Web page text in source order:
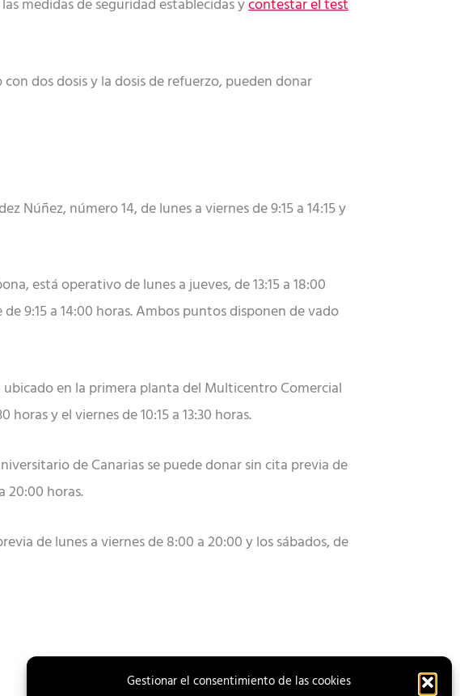
Gestionar el consentimiento de las cookies
medidas de seguridad establecidas ycontestar el test
dos dosis y la dosis de refuerzo, pueden donar
Núñez, número 14, de lunes a viernes de 9:15 a 14:15 y
está operativo de lunes a jueves, de 13:15 a 18:00
9:15 a 14:00 horas. Ambos puntos disponen de vado
en la primera planta del Multicentro Comercial
horas y el viernes de 10:15 a 13:30 horas.
de Canarias se puede donar sin cita previa de
20:00 horas.
de lunes a viernes de 8:00 a 20:00 y los sábados, de